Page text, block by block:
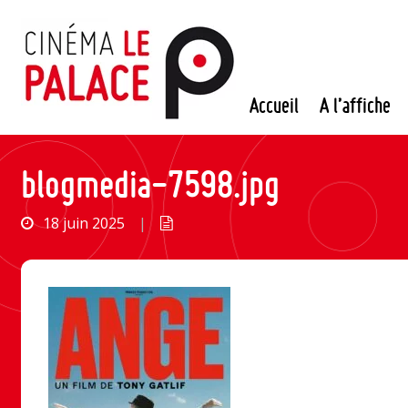
contenu
Accueil A l’affiche
blogmedia-7598.jpg
18 juin 2025 |